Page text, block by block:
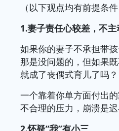
（以下观点均有前提条
1.妻子责任心较差，不
如果你的妻子不承担带
那是没问题的，但如果
就成了丧偶式育儿了吗？
一个靠着你单方面付出
不合理的压力，崩溃是
2.怀疑“我”有小三